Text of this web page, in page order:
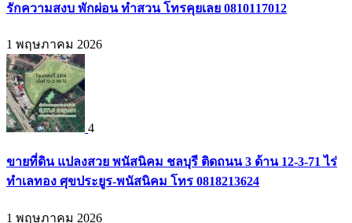
รักความสงบ พักผ่อน ทำสวน โทรคุยเลย 0810117012
1 พฤษภาคม 2026
4
ขายที่ดิน แปลงสวย พนัสนิคม ชลบุรี ติดถนน 3 ด้าน 12-3-71 ไร่
ทำเลทอง ศุขประยูร-พนัสนิคม โทร 0818213624
1 พฤษภาคม 2026